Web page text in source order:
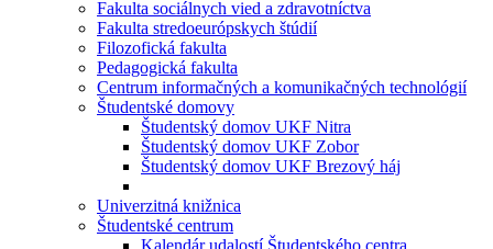
Fakulta sociálnych vied a zdravotníctva
Fakulta stredoeurópskych štúdií
Filozofická fakulta
Pedagogická fakulta
Centrum informačných a komunikačných technológií
Študentské domovy
Študentský domov UKF Nitra
Študentský domov UKF Zobor
Študentský domov UKF Brezový háj
Univerzitná knižnica
Študentské centrum
Kalendár udalostí Študentského centra